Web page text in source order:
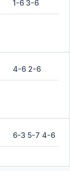
1-6 3-6
4-6 2-6
6-3 5-7 4-6